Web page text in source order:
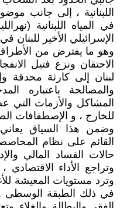
اللبنانية ، إلى جانب
في المياه اللبنانية
الإسرائيلي الأخير للبنان في 1 أكتوبر 2024.
وهو ما يفترض من الأطراف
الاحتقان ونزع فتيل
لبنان إلى كارثة محدقة
والمصالحة باعتباره
المشاكل والأزمات التي
للخارج ، و الإصطفافات
وضمن هذا السياق
القائم على نظام
حالات الفساد المالي
وتراجع الأداء
وترد مستويات المعيشة
في ذلك الطبقة الوسطى